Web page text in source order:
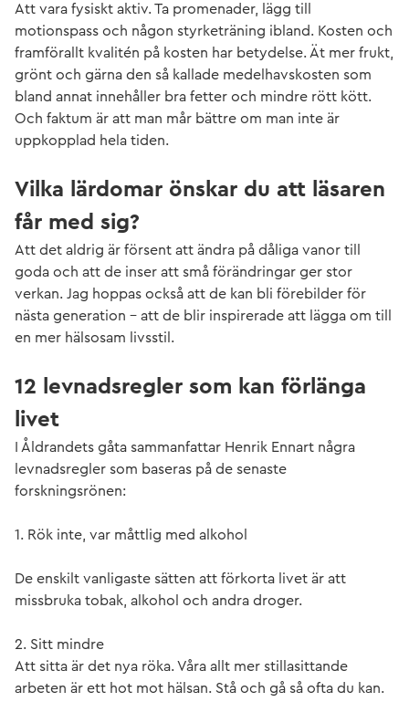
Att vara fysiskt aktiv. Ta promenader, lägg till
motionspass och någon styrketräning ibland. Kosten och
framförallt kvalitén på kosten har betydelse. Ät mer frukt,
grönt och gärna den så kallade medelhavskosten som
bland annat innehåller bra fetter och mindre rött kött.
Och faktum är att man mår bättre om man inte är
uppkopplad hela tiden.
Vilka lärdomar önskar du att läsaren
får med sig?
Att det aldrig är försent att ändra på dåliga vanor till
goda och att de inser att små förändringar ger stor
verkan. Jag hoppas också att de kan bli förebilder för
nästa generation – att de blir inspirerade att lägga om till
en mer hälsosam livsstil.
12 levnadsregler som kan förlänga
livet
I Åldrandets gåta sammanfattar Henrik Ennart några
levnadsregler som baseras på de senaste
forskningsrönen:
1. Rök inte, var måttlig med alkohol
De enskilt vanligaste sätten att förkorta livet är att
missbruka tobak, alkohol och andra droger.
2. Sitt mindre
Att sitta är det nya röka. Våra allt mer stillasittande
arbeten är ett hot mot hälsan. Stå och gå så ofta du kan.